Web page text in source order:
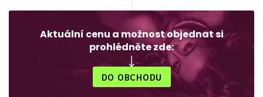
Aktuální cenu a možnost objednat si
prohlédněte zde:
DO OBCHODU